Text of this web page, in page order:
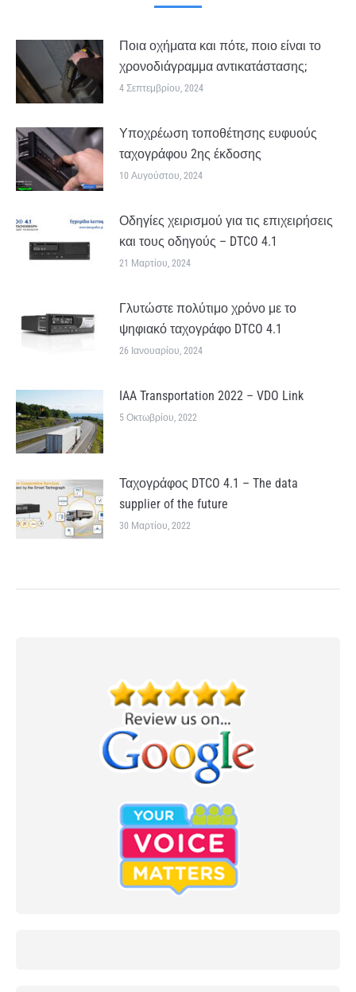
Ποια οχήματα και πότε, ποιο είναι το
χρονοδιάγραμμα αντικατάστασης;
4 Σεπτεμβρίου, 2024
Υποχρέωση τοποθέτησης ευφυούς
ταχογράφου 2ης έκδοσης
10 Αυγούστου, 2024
Οδηγίες χειρισμού για τις επιχειρήσεις
και τους οδηγούς – DTCO 4.1
21 Μαρτίου, 2024
Γλυτώστε πολύτιμο χρόνο με το
ψηφιακό ταχογράφο DTCO 4.1
26 Ιανουαρίου, 2024
IAA Transportation 2022 – VDO Link
5 Οκτωβρίου, 2022
Ταχογράφος DTCO 4.1 – The data
supplier of the future
30 Μαρτίου, 2022